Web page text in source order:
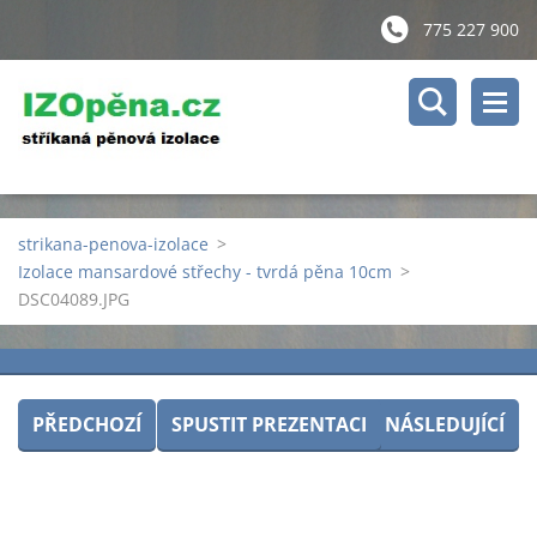
775 227 900
strikana-penova-izolace >
Izolace mansardové střechy - tvrdá pěna 10cm >
DSC04089.JPG
PŘEDCHOZÍ SPUSTIT PREZENTACI NÁSLEDUJÍCÍ